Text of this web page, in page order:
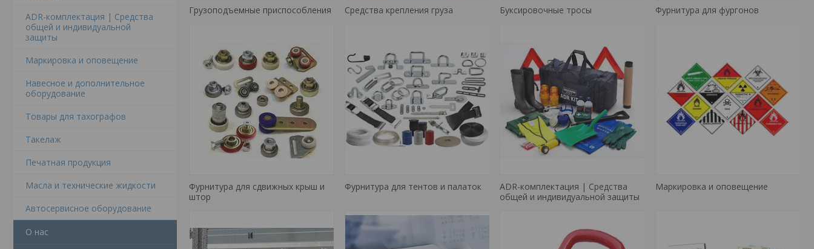
ADR-комплектация | Средства
общей и индивидуальной
защиты
Маркировка и оповещение
Навесное и дополнительное
оборудование
Товары для тахографов
Такелаж
Печатная продукция
Масла и технические жидкости
Автосервисное оборудование
О нас
Грузоподъемные приспособления Средства крепления груза Буксировочные тросы Фурнитура для фургонов
Фурнитура для сдвижных крыш и
штор
Фурнитура для тентов и палаток
ADR-комплектация | Средства
общей и индивидуальной защиты
Маркировка и оповещение